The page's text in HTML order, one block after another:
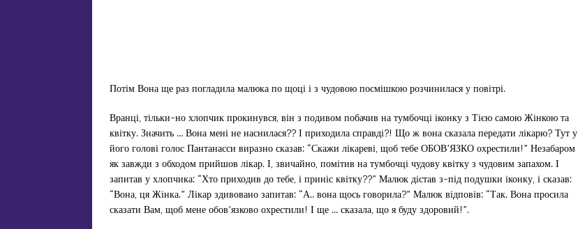
Потім Вона ще раз погладила малюка по щоці і з чудовою посмішкою розчинилася у повітрі.
Вранці, тільки-но хлопчик прокинувся, він з подивом побачив на тумбочці іконку з Тією самою Жінкою та
квітку. Значить … Вона мені не наснилася?? І приходила справді?! Що ж вона сказала передати лікарю? Тут у
його голові голос Пантанасси виразно сказав: “Скажи лікареві, щоб тебе ОБОВ’ЯЗКО охрестили!” Незабаром
як завжди з обходом прийшов лікар. І, звичайно, помітив на тумбочці чудову квітку з чудовим запахом. І
запитав у хлопчика: “Хто приходив до тебе, і приніс квітку??” Малюк дістав з-під подушки іконку, і сказав:
“Вона, ця Жінка.” Лікар здивовано запитав: “А.. вона щось говорила?” Малюк відповів: “Так. Вона просила
сказати Вам, щоб мене обов’язково охрестили! І ще … сказала, що я буду здоровий!”.